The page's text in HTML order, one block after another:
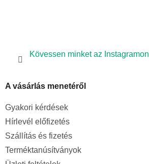
Kövessen minket az Instagramon
A vásárlás menetéről
Gyakori kérdések
Hírlevél előfizetés
Szállítás és fizetés
Terméktanúsítványok